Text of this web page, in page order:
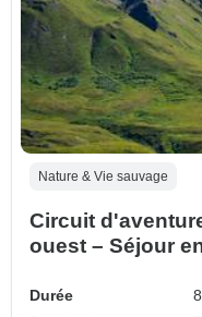
Nature & Vie sauvage
Circuit
ouest – Séjour
Durée